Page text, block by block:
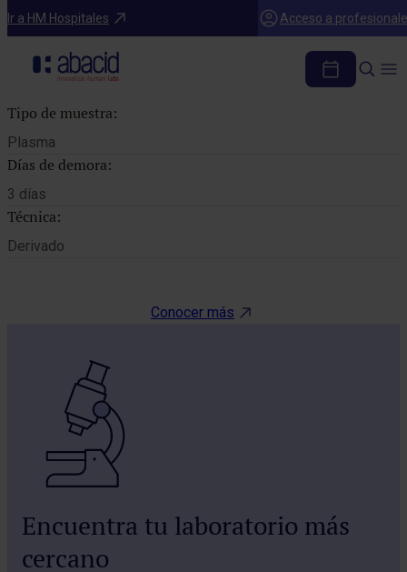
Ir a HM Hospitales Acceso a
Catálogo de pruebas
FIBRINOGENO
Tipo de muestra:
Plasma
Días de demora:
3 días
Técnica:
Derivado
Conocer más
Encuentra tu laboratorio más
cercano